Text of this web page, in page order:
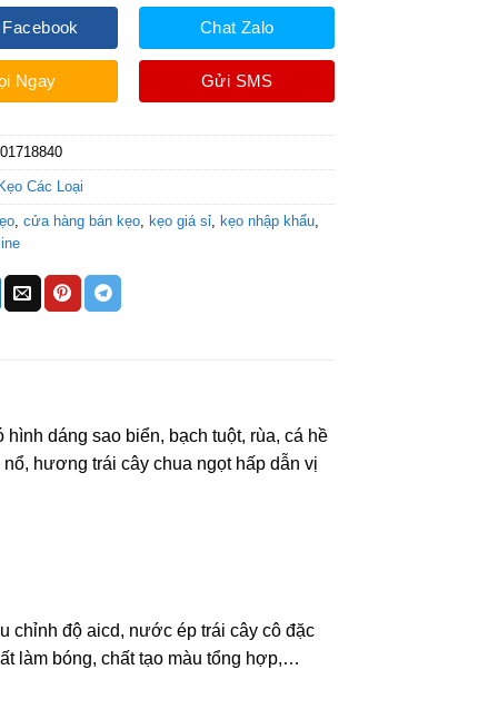
Ngay
Chat Zalo
Gửi SMS
Các Loại
,cửa hàng bán kẹo, kẹo giá sỉ, kẹo nhập khẩu,
dáng sao biển, bạch tuột, rùa, cá hề
hương trái cây chua ngọt hấp dẫn vị
chỉnh độ aicd, nước ép trái cây cô đặc
làm bóng, chất tạo màu tổng hợp,…